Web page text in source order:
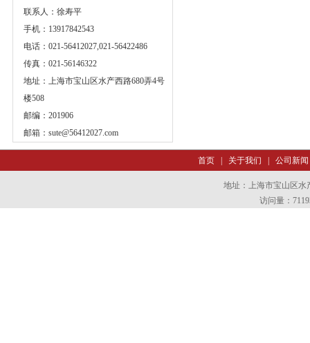
联系人：徐寿平
手机：13917842543
电话：021-56412027,021-56422486
传真：021-56146322
地址：上海市宝山区水产西路680弄4号
楼508
邮编：201906
邮箱： sute@56412027.com
首页| 关于我们 公司新闻
地址：上海市宝山区水
访问量：